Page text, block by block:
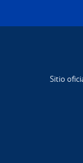
Sitio